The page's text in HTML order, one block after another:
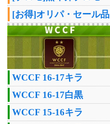
[お得]オリパ・セール品
WCCF 16-17キラ
WCCF 16-17白黒
WCCF 15-16キラ